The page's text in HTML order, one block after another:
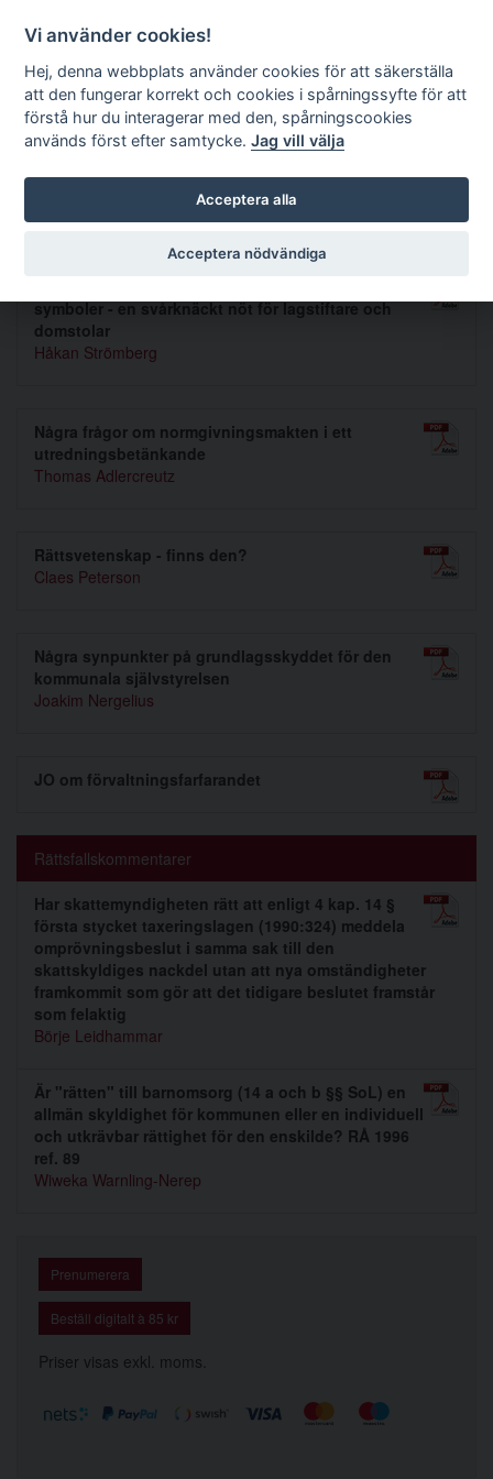
Förvaltningsrättslig tidskrift
Sök
Nummer 1997 1-2
symboler - en svårknäckt nöt för lagstiftare och
domstolar
Håkan Strömberg
Några frågor om normgivningsmakten i ett
utredningsbetänkande
Thomas Adlercreutz
Rättsvetenskap - finns den?
Claes Peterson
Några synpunkter på grundlagsskyddet för den
kommunala självstyrelsen
Joakim Nergelius
JO om förvaltningsfarfarandet
Rättsfallskommentarer
Har skattemyndigheten rätt att enligt 4 kap. 14 §
första stycket taxeringslagen (1990:324) meddela
omprövningsbeslut i samma sak till den
skattskyldiges nackdel utan att nya omständigheter
framkommit som gör att det tidigare beslutet framstår
som felaktig
Börje Leidhammar
Är "rätten" till barnomsorg (14 a och b §§ SoL) en
allmän skyldighet för kommunen eller en individuell
och utkrävbar rättighet för den enskilde? RÅ 1996
ref. 89
Wiweka Warnling-Nerep
Prenumerera
Beställ digitalt à 85 kr
Priser visas exkl. moms.
Vi använder cookies!
Hej, denna webbplats använder cookies för att säkerställa
att den fungerar korrekt och cookies i spårningssyfte för att
förstå hur du interagerar med den, spårningscookies
används först efter samtycke.Jag vill välja
Acceptera alla
Acceptera nödvändiga